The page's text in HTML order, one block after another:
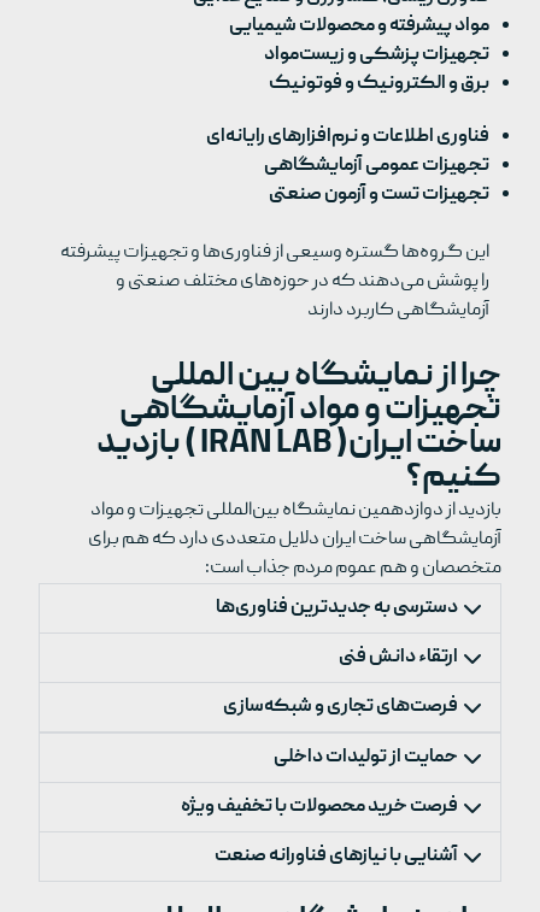
مواد پیشرفته و محصولات شیمیایی
تجهیزات پزشکی و زیست‌مواد
برق و الکترونیک و فوتونیک
فناوری اطلاعات و نرم‌افزارهای رایانه‌ای
تجهیزات عمومی آزمایشگاهی
تجهیزات تست و آزمون صنعتی
این گروه‌ها گستره وسیعی از فناوری‌ها و تجهیزات پیشرفته
را پوشش می‌دهند که در حوزه‌های مختلف صنعتی و
آزمایشگاهی کاربرد دارند
چرا از نمایشگاه بین المللی
تجهیزات و مواد آزمایشگاهی
ساخت ایران( IRAN LAB ) بازدید
کنیم؟
بازدید از دوازدهمین نمایشگاه بین‌المللی تجهیزات و مواد
آزمایشگاهی ساخت ایران دلایل متعددی دارد که هم برای
متخصصان و هم عموم مردم جذاب است:
دسترسی به جدیدترین فناوری‌ها
ارتقاء دانش فنی
فرصت‌های تجاری و شبکه‌سازی
حمایت از تولیدات داخلی
فرصت خرید محصولات با تخفیف ویژه
آشنایی با نیازهای فناورانه صنعت